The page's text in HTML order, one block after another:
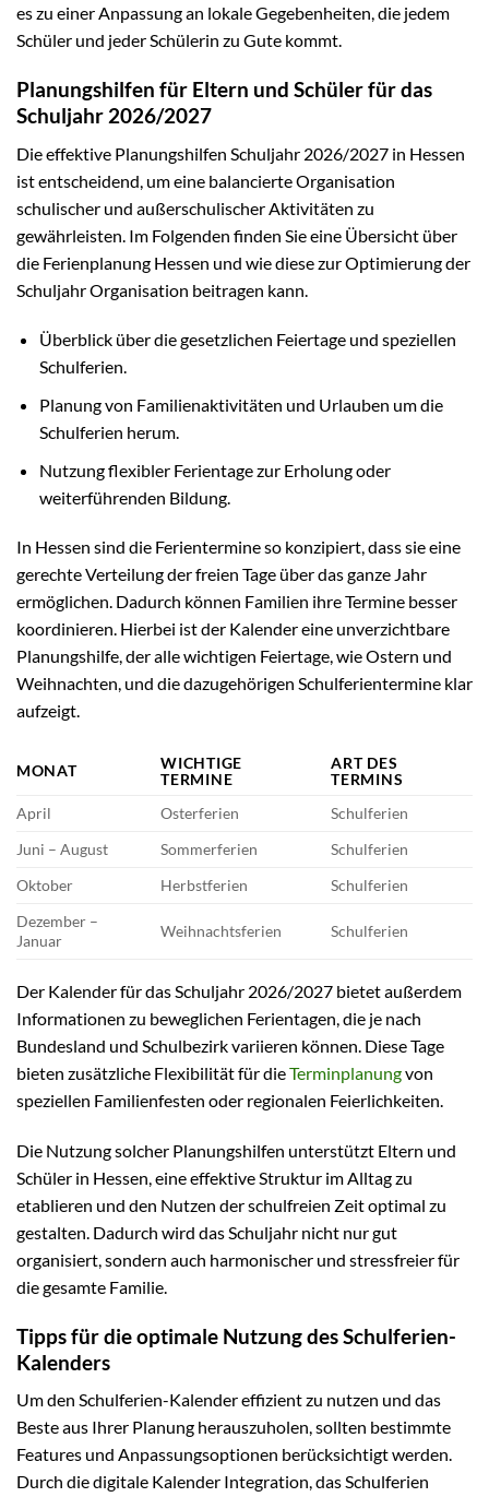
es zu einer Anpassung an lokale Gegebenheiten, die jedem
Schüler und jeder Schülerin zu Gute kommt.
Planungshilfen für Eltern und Schüler für das
Schuljahr 2026/2027
Die effektive Planungshilfen Schuljahr 2026/2027 in Hessen
ist entscheidend, um eine balancierte Organisation
schulischer und außerschulischer Aktivitäten zu
gewährleisten. Im Folgenden finden Sie eine Übersicht über
die Ferienplanung Hessen und wie diese zur Optimierung der
Schuljahr Organisation beitragen kann.
Überblick über die gesetzlichen Feiertage und speziellen
Schulferien.
Planung von Familienaktivitäten und Urlauben um die
Schulferien herum.
Nutzung flexibler Ferientage zur Erholung oder
weiterführenden Bildung.
In Hessen sind die Ferientermine so konzipiert, dass sie eine
gerechte Verteilung der freien Tage über das ganze Jahr
ermöglichen. Dadurch können Familien ihre Termine besser
koordinieren. Hierbei ist der Kalender eine unverzichtbare
Planungshilfe, der alle wichtigen Feiertage, wie Ostern und
Weihnachten, und die dazugehörigen Schulferientermine klar
aufzeigt.
MONAT
WICHTIGE
TERMINE
ART DES
TERMINS
April
Osterferien
Schulferien
Juni – August
Sommerferien
Schulferien
Oktober
Herbstferien
Schulferien
Dezember –
Januar
Weihnachtsferien Schulferien
Der Kalender für das Schuljahr 2026/2027 bietet außerdem
Informationen zu beweglichen Ferientagen, die je nach
Bundesland und Schulbezirk variieren können. Diese Tage
bieten zusätzliche Flexibilität für dieTerminplanungvon
speziellen Familienfesten oder regionalen Feierlichkeiten.
Die Nutzung solcher Planungshilfen unterstützt Eltern und
Schüler in Hessen, eine effektive Struktur im Alltag zu
etablieren und den Nutzen der schulfreien Zeit optimal zu
gestalten. Dadurch wird das Schuljahr nicht nur gut
organisiert, sondern auch harmonischer und stressfreier für
die gesamte Familie.
Tipps für die optimale Nutzung des Schulferien-
Kalenders
Um den Schulferien-Kalender effizient zu nutzen und das
Beste aus Ihrer Planung herauszuholen, sollten bestimmte
Features und Anpassungsoptionen berücksichtigt werden.
Durch die digitale Kalender Integration, das Schulferien